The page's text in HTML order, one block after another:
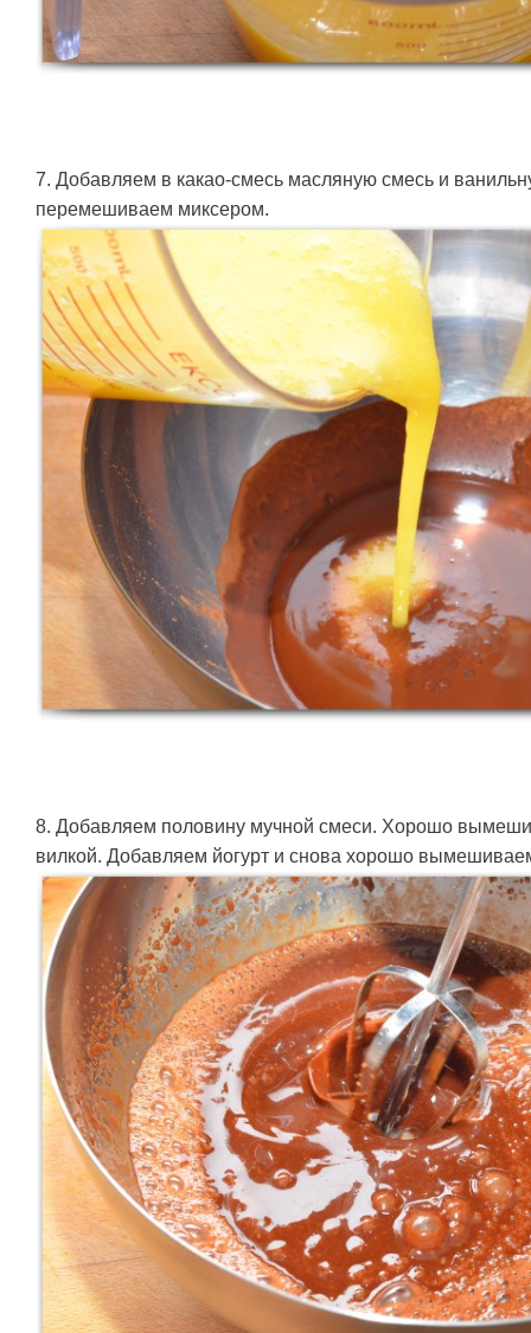
7. Добавляем в какао-смесь масляную смесь и
перемешиваем миксером.
8. Добавляем половину мучной смеси. Хорошо
вилкой. Добавляем йогурт и снова хорошо